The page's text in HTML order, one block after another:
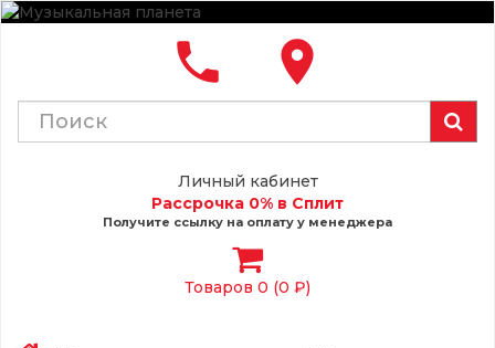
local_phone place
Личный кабинет
Рассрочка 0% в Сплит
Получите ссылку на оплату у менеджера
Товаров 0 (0 ₽)